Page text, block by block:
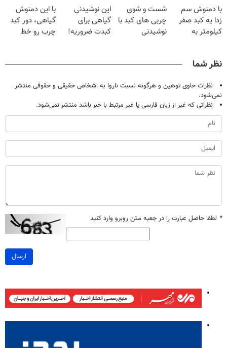
تخفیف بخر
با دمنوش سم
زدا یه کبد صفر
کیلومتر به
شست و شوی
چربی های کبد با
نوشیدنی
این نوشیدنی
گیاهی برای
کبدت ضروریه!
با این دمنوش
گیاهی، دور کبد
چرب رو خط
نظر شما
نظرات حاوی توهین و هرگونه نسبت ناروا به اشخاص حقیقی و حقوقی منتشر
نمی‌شود.
نظراتی که غیر از زبان فارسی یا غیر مرتبط با خبر باشد منتشر نمی‌شود.
* لطفا حاصل عبارت را در جعبه متن روبرو وارد کنید
ارسال